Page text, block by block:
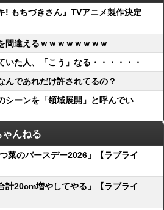
! もちづきさん』TVアニメ製作決定
間違えるｗｗｗｗｗｗｗｗ
いた人、「こう」なる・・・・・・
んであれだけ許されてるの？
シーンを「領域展開」と呼んでい
んねる
菜のバースデー2026」【ラブライ
計20cm増やしてやる」【ラブライ